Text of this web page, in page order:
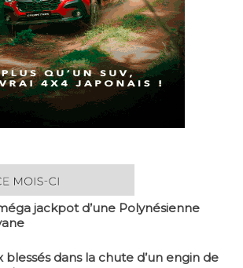
jackpot d’une Polynésienne
dans la chute d’un engin de